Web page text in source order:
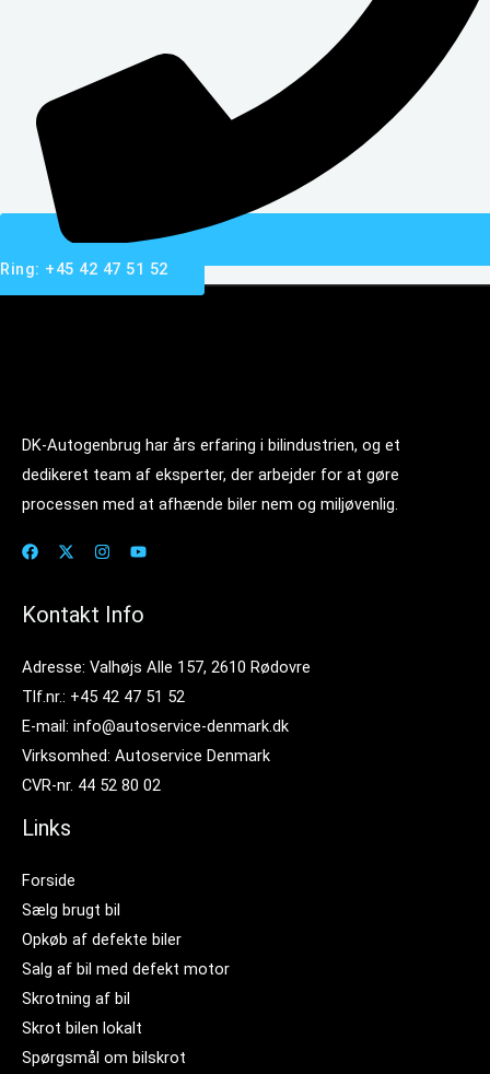
Ring: +45 42 47 51 52
DK-Autogenbrug har års erfaring i bilindustrien, og et
dedikeret team af eksperter, der arbejder for at gøre
processen med at afhænde biler nem og miljøvenlig.
Kontakt Info
Adresse: Valhøjs Alle 157, 2610 Rødovre
Tlf.nr.: +45 42 47 51 52
E-mail: info@autoservice-denmark.dk
Virksomhed: Autoservice Denmark
CVR-nr. 44 52 80 02
Links
Forside
Sælg brugt bil
Opkøb af defekte biler
Salg af bil med defekt motor
Skrotning af bil
Skrot bilen lokalt
Spørgsmål om bilskrot